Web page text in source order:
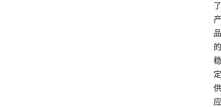
了
产
品
的
稳
定
供
应